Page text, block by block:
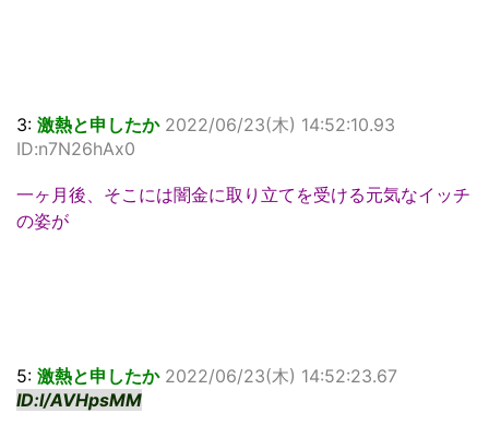
3: 激熱と申したか 2022/06/23(木) 14:52:10.93
ID:n7N26hAx0
一ヶ月後、そこには闇金に取り立てを受ける元気なイッチ
の姿が
5: 激熱と申したか 2022/06/23(木) 14:52:23.67
ID:l/AVHpsMM